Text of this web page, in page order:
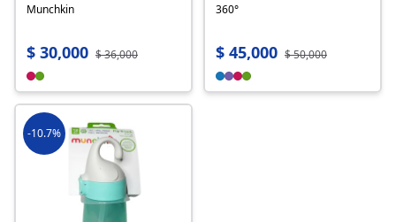
Munchkin
$ 30,000 $ 36,000
360°
$ 45,000 $ 50,000
-10.7%